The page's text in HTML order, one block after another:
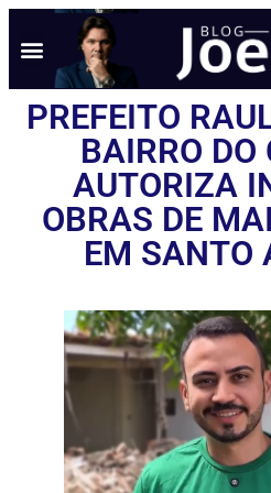
PREFEITO
BAIRRO DO
AUTORIZA
OBRAS DE
EM SANTO